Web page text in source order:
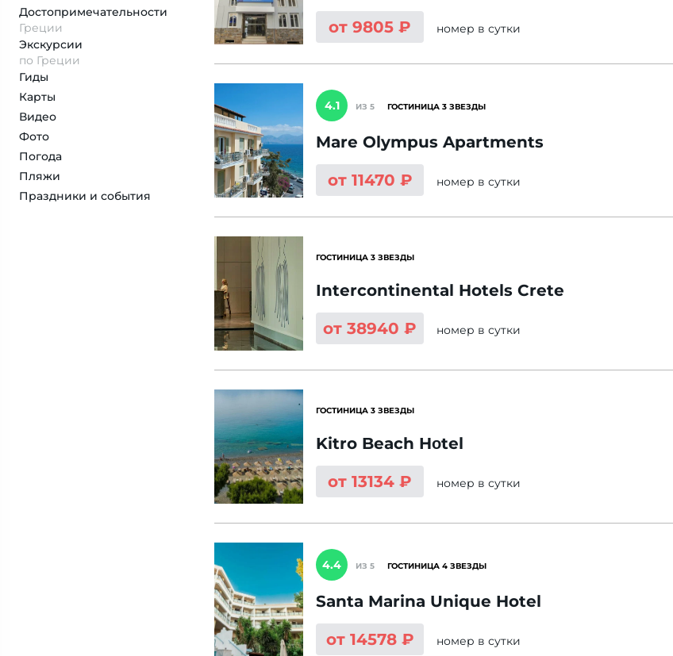
Достопримеча­тельности
Греции
Экскурсии
по Греции
Гиды
Карты
Видео
Фото
Погода
Пляжи
Праздники и события
от 9805 ₽
номер в сутки
4.1 ИЗ 5 ГОСТИНИЦА 3 ЗВЕЗДЫ
Mare Olympus Apartments
от 11470 ₽
номер в сутки
ГОСТИНИЦА 3 ЗВЕЗДЫ
Intercontinental Hotels Crete
от 38940 ₽
номер в сутки
ГОСТИНИЦА 3 ЗВЕЗДЫ
Kitro Beach Hοtel
от 13134 ₽
номер в сутки
4.4 ИЗ 5 ГОСТИНИЦА 4 ЗВЕЗДЫ
Santa Marina Unique Hotel
от 14578 ₽
номер в сутки